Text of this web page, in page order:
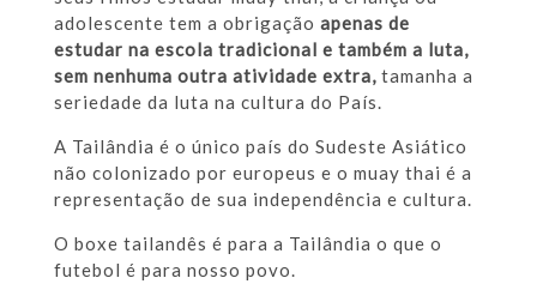
adolescente tem a obrigação apenas de
estudar na escola tradicional e também a luta,
sem nenhuma outra atividade extra, tamanha a
seriedade da luta na cultura do País.
A Tailândia é o único país do Sudeste Asiático
não colonizado por europeus e o muay thai é a
representação de sua independência e cultura.
O boxe tailandês é para a Tailândia o que o
futebol é para nosso povo.